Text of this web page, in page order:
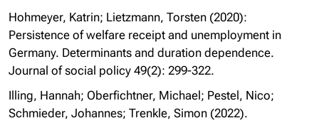
Hohmeyer, Katrin; Lietzmann, Torsten (2020):
Persistence of welfare receipt and unemployment in
Germany. Determinants and duration dependence.
Journal of social policy 49(2): 299-322.
Illing, Hannah; Oberfichtner, Michael; Pestel, Nico;
Schmieder, Johannes; Trenkle, Simon (2022).